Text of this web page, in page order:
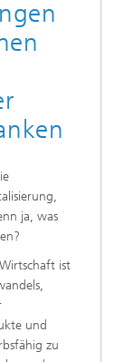
ja, was
ist
und
zu